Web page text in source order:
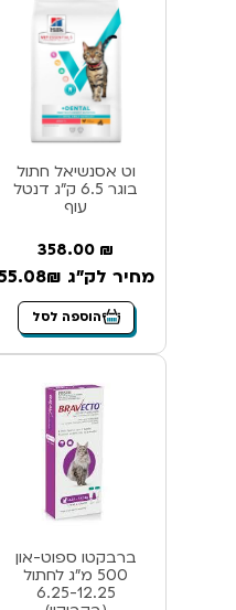
וט אסנשיאל חתול
בוגר 6.5 ק”ג דנטל
עוף
358.00 ₪
מחיר לק"ג 55.08₪
הוספה לסל
ברבקטו ספוט-און
500 מ”ג לחתול
6.25-12.25